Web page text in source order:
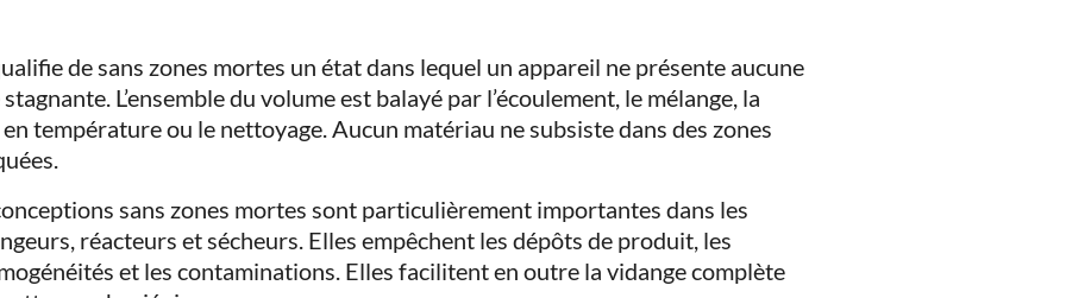
de sans zones mortes un état dans lequel un appareil ne présente aucune
L’ensemble du volume est balayé par l’écoulement, le mélange, la
en température ou le nettoyage. Aucun matériau ne subsiste dans des zones
sans zones mortes sont particulièrement importantes dans les
réacteurs et sécheurs. Elles empêchent les dépôts de produit, les
et les contaminations. Elles facilitent en outre la vidange complète